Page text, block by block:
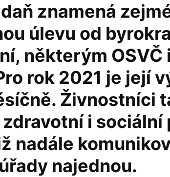
znamená
úlevu od
některým OSVČ
rok 2021 je její
Živnostníci
i sociální
nadále
najednou.